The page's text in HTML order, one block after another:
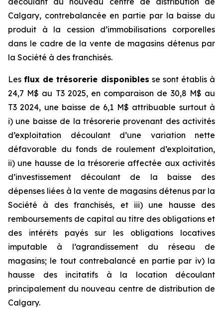
Calgary, contrebalancée en partie par la baisse du
produit à la cession d’immobilisations corporelles
dans le cadre de la vente de magasins détenus par
la Société à des franchisés.
Lesflux de trésorerie disponibles se sont établis à
24,7 M$ au T3 2025, en comparaison de 30,8 M$ au
T3 2024, une baisse de 6,1 M$ attribuable surtout à
i) une baisse de la trésorerie provenant des activités
d’exploitation découlant d’une variation nette
défavorable du fonds de roulement d’exploitation,
ii) une hausse de la trésorerie affectée aux activités
d’investissement découlant de la baisse des
dépenses liées à la vente de magasins détenus par la
Société à des franchisés, et iii) une hausse des
remboursements de capital au titre des obligations et
des intérêts payés sur les obligations locatives
imputable à l’agrandissement du réseau de
magasins; le tout contrebalancé en partie par iv) la
hausse des incitatifs à la location découlant
principalement du nouveau centre de distribution de
Calgary.